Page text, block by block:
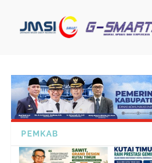
PEMKAB